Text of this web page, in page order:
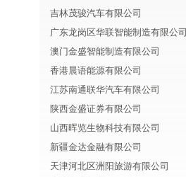
吉林茂骏汽车有限公司
广东龙岗区华联智能制造有限公司
澳门金盛智能制造有限公司
香港晨语能源有限公司
江苏南通联华汽车有限公司
陕西金盛证券有限公司
山西晖览生物科技有限公司
新疆金达金融有限公司
天津河北区洲阳旅游有限公司